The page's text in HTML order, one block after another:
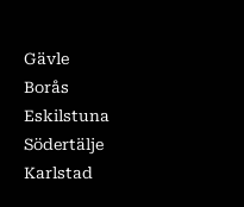
Gävle
Borås
Eskilstuna
Södertälje
Karlstad